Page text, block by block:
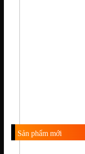
Sản phẩm mới